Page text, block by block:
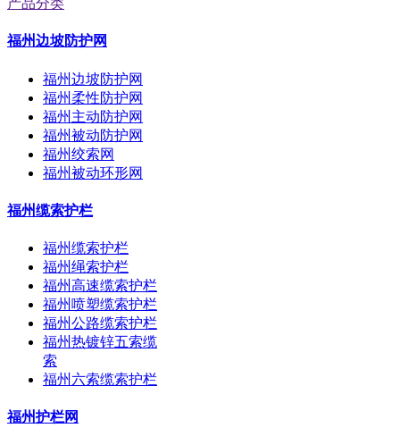
产品分类
福州边坡防护网
福州边坡防护网
福州柔性防护网
福州主动防护网
福州被动防护网
福州绞索网
福州被动环形网
福州缆索护栏
福州缆索护栏
福州绳索护栏
福州高速缆索护栏
福州喷塑缆索护栏
福州公路缆索护栏
福州热镀锌五索缆
索
福州六索缆索护栏
福州护栏网